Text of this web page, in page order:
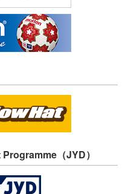
（JYD）